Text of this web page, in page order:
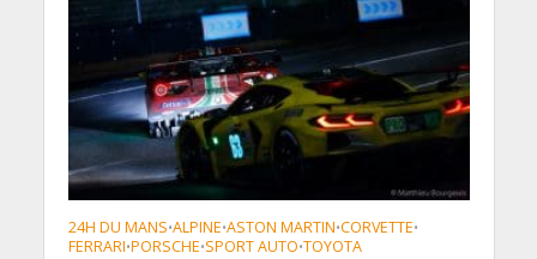
24H DU MANS•ALPINE•ASTON MARTIN•CORVETTE•
FERRARI•PORSCHE•SPORT AUTO•TOYOTA